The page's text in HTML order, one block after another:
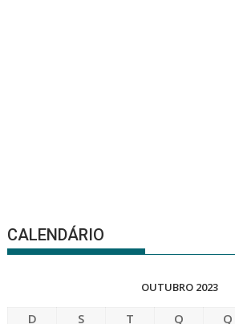
CALENDÁRIO
OUTUBRO 2023
D S T Q Q